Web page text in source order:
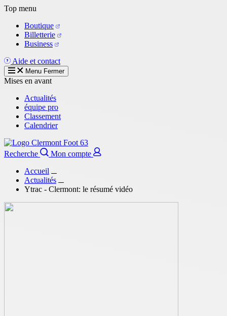
Aller
contenu
principal
Top menu
Boutique
Billetterie
Business
Aide et contact
Menu Fermer
Mises en avant
Actualités
équipe pro
Classement
Calendrier
Recherche
Mon compte
Accueil
Actualités
Ytrac - Clermont: le résumé vidéo